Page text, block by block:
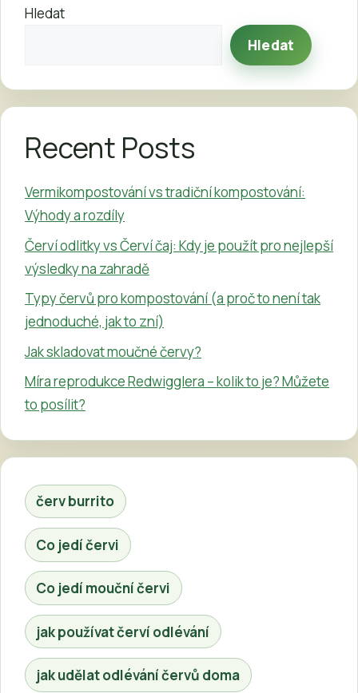
Hledat
Hledat
Recent Posts
Vermikompostování vs tradiční kompostování:
Výhody a rozdíly
Červí odlitky vs Červí čaj: Kdy je použít pro nejlepší
výsledky na zahradě
Typy červů pro kompostování (a proč to není tak
jednoduché, jak to zní)
Jak skladovat moučné červy?
Míra reprodukce Redwigglera – kolik to je? Můžete
to posílit?
červ burrito
Co jedí červi
Co jedí mouční červi
jak používat červí odlévání
jak udělat odlévání červů doma